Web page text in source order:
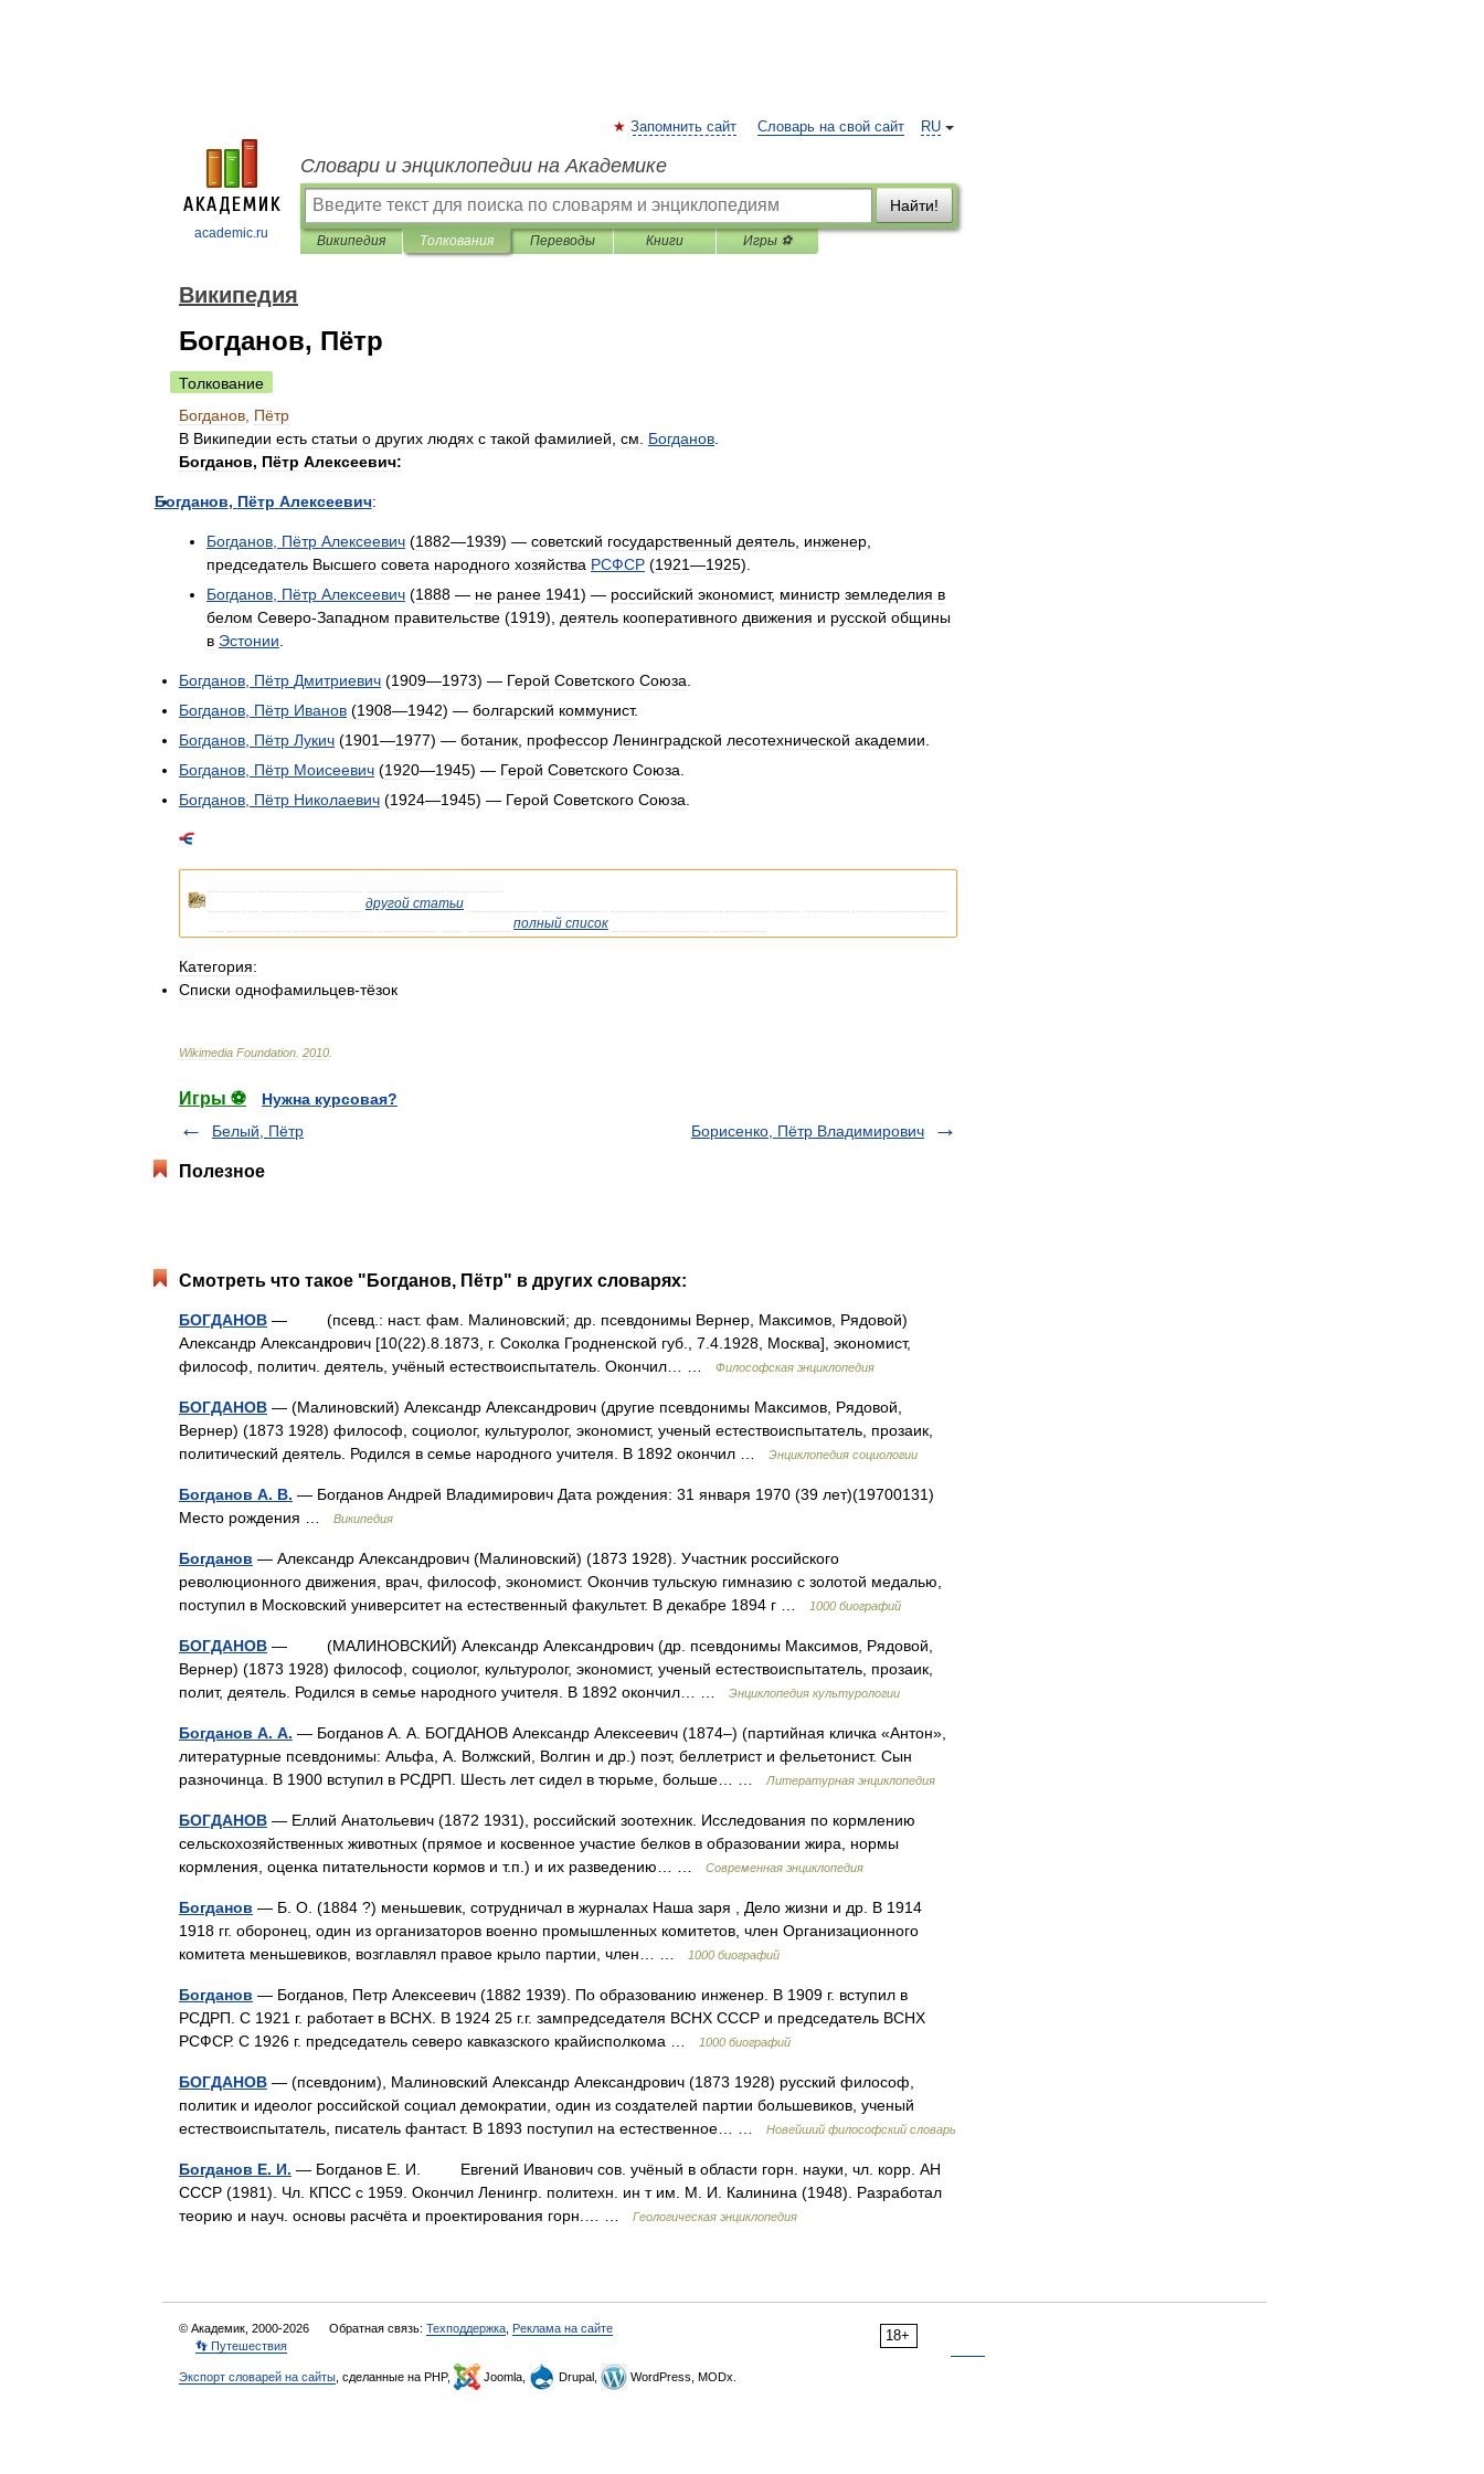
academic.ru
RU
Запомнить сайт Словарь на свой сайт
Словари и энциклопедии на Академике
Найти!
Википедия Толкования Переводы Книги Игры ⚽
Википедия
Богданов, Пётр
Толкование
Богданов Пётр
В Википедии есть статьи о других людях с такой фамилией см Богданов
Богданов, Пётр Алексеевич:
Богданов, Пётр Алексеевич:
Богданов Пётр Алексеевич (1882—1939) — советский государственный деятель инженер
председатель Высшего совета народного хозяйства РСФСР (1921—1925).
Богданов Пётр Алексеевич (1888 — не ранее 1941) — российский экономист, министр земледелия в
белом Северо-Западном правительстве (1919), деятель кооперативного движения и русской общины
в Эстонии
Богданов Пётр Дмитриевич (1909—1973) — Герой Советского Союза
Богданов Пётр Иванов (1908—1942) — болгарский коммунист.
Богданов Пётр Лукич (1901—1977) — ботаник профессор Ленинградской лесотехнической академии
Богданов Пётр Моисеевич (1920—1945) — Герой Советского Союза
Богданов Пётр Николаевич (1924—1945) — Герой Советского Союза
другой статьи
полный список
Категория:
Списки однофамильцев-тёзок
Wikimedia Foundation 2010
Игры ⚽
Нужна курсовая?
Белый, Пётр
Борисенко, Пётр Владимирович
Полезное
Смотреть что такое "Богданов, Пётр" в других словарях:
БОГДАНОВ — (псевд.: наст. фам. Малиновский; др. псевдонимы Вернер, Максимов, Рядовой)
Александр Александрович [10(22).8.1873, г. Соколка Гродненской губ., 7.4.1928, Москва], экономист,
философ, политич. деятель, учёный естествоиспытатель. Окончил… …
Философская энциклопедия
БОГДАНОВ — (Малиновский) Александр Александрович (другие псевдонимы Максимов, Рядовой,
Вернер) (1873 1928) философ, социолог, культуролог, экономист, ученый естествоиспытатель, прозаик,
политический деятель. Родился в семье народного учителя. В 1892 окончил …
Энциклопедия социологии
Богданов А. В. — Богданов Андрей Владимирович Дата рождения: 31 января 1970 (39 лет)(19700131)
Место рождения …
Википедия
Богданов — Александр Александрович (Малиновский) (1873 1928). Участник российского
революционного движения, врач, философ, экономист. Окончив тульскую гимназию с золотой медалью,
поступил в Московский университет на естественный факультет. В декабре 1894 г …
1000 биографий
БОГДАНОВ — (МАЛИНОВСКИЙ) Александр Александрович (др. псевдонимы Максимов, Рядовой,
Вернер) (1873 1928) философ, социолог, культуролог, экономист, ученый естествоиспытатель, прозаик,
полит, деятель. Родился в семье народного учителя. В 1892 окончил… …
Энциклопедия культурологии
Богданов А. А. — Богданов А. А. БОГДАНОВ Александр Алексеевич (1874–) (партийная кличка «Антон»,
литературные псевдонимы: Альфа, А. Волжский, Волгин и др.) поэт, беллетрист и фельетонист. Сын
разночинца. В 1900 вступил в РСДРП. Шесть лет сидел в тюрьме, больше… …
Литературная энциклопедия
БОГДАНОВ — Еллий Анатольевич (1872 1931), российский зоотехник. Исследования по кормлению
сельскохозяйственных животных (прямое и косвенное участие белков в образовании жира, нормы
кормления, оценка питательности кормов и т.п.) и их разведению… …
Современная энциклопедия
Богданов — Б. О. (1884 ?) меньшевик, сотрудничал в журналах Наша заря , Дело жизни и др. В 1914
1918 гг. оборонец, один из организаторов военно промышленных комитетов, член Организационного
комитета меньшевиков, возглавлял правое крыло партии, член… …
1000 биографий
Богданов — Богданов, Петр Алексеевич (1882 1939). По образованию инженер. В 1909 г. вступил в
РСДРП. С 1921 г. работает в ВСНХ. В 1924 25 г.г. зампредседателя ВСНХ СССР и председатель ВСНХ
РСФСР. С 1926 г. председатель северо кавказского крайисполкома …
1000 биографий
БОГДАНОВ — (псевдоним), Малиновский Александр Александрович (1873 1928) русский философ,
политик и идеолог российской социал демократии, один из создателей партии большевиков, ученый
естествоиспытатель, писатель фантаст. В 1893 поступил на естественное… …
Новейший философский словарь
Богданов Е. И. — Богданов Е. И. Евгений Иванович сов. учёный в области горн. науки, чл. корр. АН
СССР (1981). Чл. КПСС с 1959. Окончил Ленингр. политехн. ин т им. М. И. Калинина (1948). Разработал
теорию и науч. основы расчёта и проектирования горн.… …
Геологическая энциклопедия
18+
© Академик, 2000-2026 Обратная связь: Техподдержка Реклама на сайте
👣 Путешествия
Экспорт словарей на сайты , сделанные на PHP, Joomla, Drupal, WordPress, MODx.